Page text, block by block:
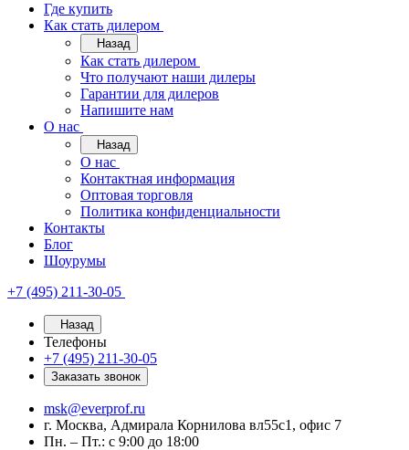
Где купить
Как стать дилером
Назад
Как стать дилером
Что получают наши дилеры
Гарантии для дилеров
Напишите нам
О нас
Назад
О нас
Контактная информация
Оптовая торговля
Политика конфиденциальности
Контакты
Блог
Шоурумы
+7 (495) 211-30-05
Назад
Телефоны
+7 (495) 211-30-05
Заказать звонок
msk@everprof.ru
г. Москва, Адмирала Корнилова вл55с1, офис 7
Пн. – Пт.: с 9:00 до 18:00